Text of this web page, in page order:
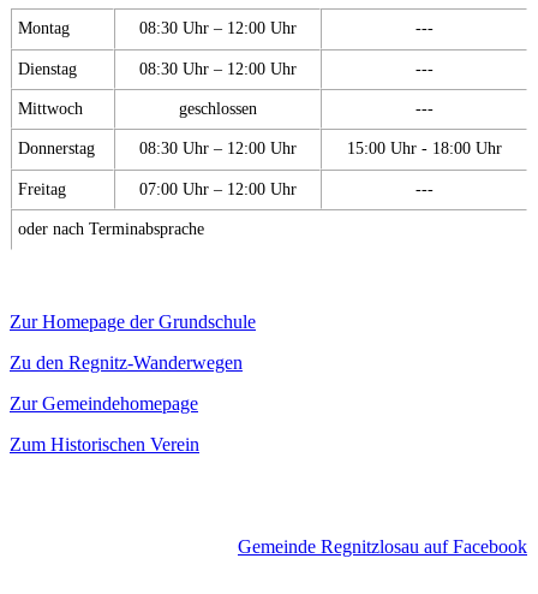
Montag 08:30 Uhr – 12:00 Uhr ---
Dienstag 08:30 Uhr – 12:00 Uhr ---
Mittwoch geschlossen ---
Donnerstag 08:30 Uhr – 12:00 Uhr 15:00 Uhr - 18:00 Uhr
Freitag 07:00 Uhr – 12:00 Uhr ---
oder nach Terminabsprache
Zur Homepage der Grundschule
Zu den Regnitz-Wanderwegen
Zur Gemeindehomepage
Zum Historischen Verein
Gemeinde Regnitzlosau auf Facebook